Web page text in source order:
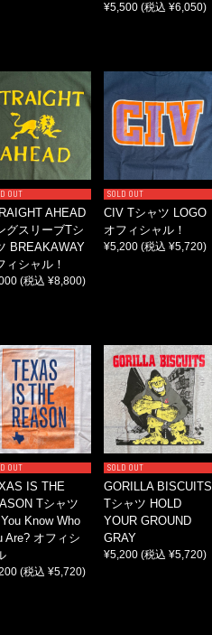
¥5,500 (税込 ¥6,050)
OUT
AHEAD
グスリーブTシ
BREAKAWAY
ィシャル！
(税込 ¥8,800)
SOLD OUT
CIV Tシャツ LOGO
オフィシャル！
¥5,200 (税込 ¥5,720)
OUT
IS THE
Tシャツ
You Know Who
Are? オフィシ
(税込 ¥5,720)
SOLD OUT
GORILLA BISCUITS
Tシャツ HOLD
YOUR GROUND
GRAY
¥5,200 (税込 ¥5,720)